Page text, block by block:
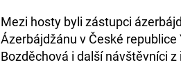
Mezi hosty byli zástupci
Ázerbájdžánu v České
Bozděchová i další návštěvníci